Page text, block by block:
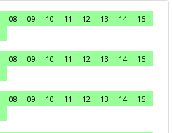
08 09 10 11 12 13 14
15
08 09 10 11 12 13 14
15
08 09 10 11 12 13 14
15